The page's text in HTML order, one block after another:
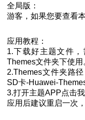
全局版：
游客，如果您要查看
应用教程：
1.下载好主题文件
Themes文件夹下使用
2.Themes文件夹路
SD卡-Huawei-
3.打开主题APP点击
应用后建议重启一次